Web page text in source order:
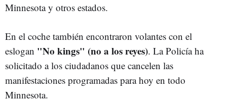
Minnesota y otros estados.
En el coche también encontraron volantes con el
eslogan "No kings" (no a los reyes). La Policía ha
solicitado a los ciudadanos que cancelen las
manifestaciones programadas para hoy en todo
Minnesota.